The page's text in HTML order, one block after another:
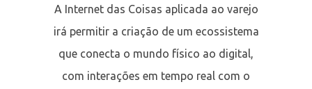
A Internet das Coisas aplicada ao varejo
irá permitir a criação de um ecossistema
que conecta o mundo físico ao digital,
com interações em tempo real com o